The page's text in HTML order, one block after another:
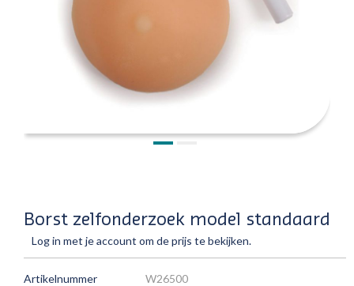
Borst zelfonderzoek model standaard
Log in met je account om de prijs te bekijken.
Artikelnummer W26500